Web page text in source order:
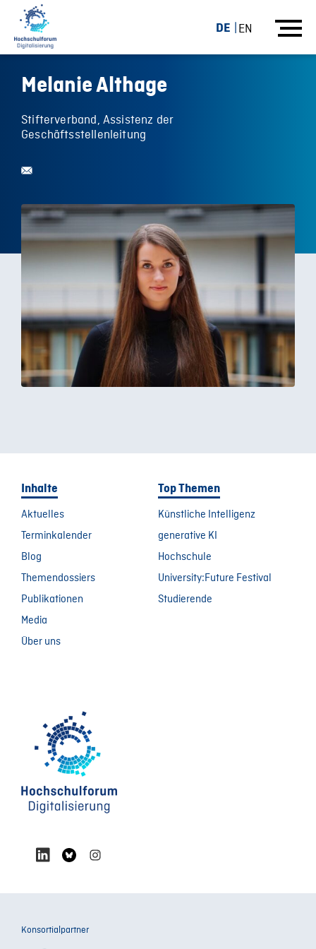
DE EN
Melanie Althage
Stifterverband, Assistenz der
Geschäftsstellenleitung
Inhalte
Aktuelles
Terminkalender
Blog
Themendossiers
Publikationen
Media
Über uns
Top Themen
Künstliche Intelligenz
generative KI
Hochschule
University:Future Festival
Studierende
Konsortialpartner